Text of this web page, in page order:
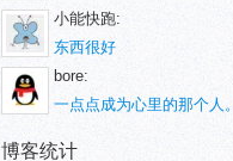
小能快跑:
东西很好
bore:
一点点成为心里的那个人。
博客统计